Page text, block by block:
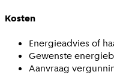
Kosten
Energieadvies of
Gewenste
Aanvraag